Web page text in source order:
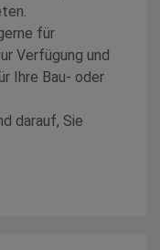
für
Verfügung und
Ihre Bau- oder
darauf, Sie